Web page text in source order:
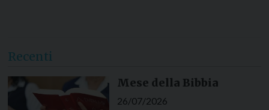
Recenti
Mese della Bibbia
26/07/2026